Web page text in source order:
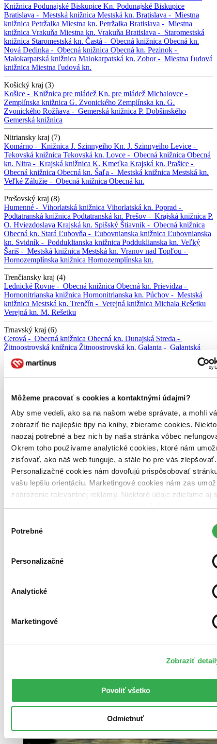
Môžeme pracovať s cookies a kontaktnými údajmi?
Aby sme vedeli, ako sa na našom webe správate, a mohli
zobraziť tie najlepšie tipy na knihy, zbierame cookies.
naozaj potrebné a bez nich by naša stránka vôbec
Okrem toho používame analytické cookies, ktoré nám
zisťovať, ako náš web funguje, a stále ho pre vás zlepšovať.
Personalizačné cookies nám dovoľujú prispôsobovať
vašu lepšiu orientáciu. Marketingové cookies nám zas
zobrazenie relevantnej reklamy. Niektoré údaje zdieľame aj s
súhlasu
Potrebné
Personalizačné
Analytické
Marketingové
Zobraziť
Povoliť všetko
Odmietnuť
Knižnica Podunajské Biskupice Kn. Podunajské Biskupice
Bratislava - Mestská knižnica Mestská kn. Bratislava - Miestna
knižnica Petržalka Miestna kn. Petržalka Bratislava - Miestna
knižnica Vrakuňa Miestna kn. Vrakuňa Bratislava - Staromestská
knižnica Staromestská kn. Častá - Obecná knižnica Obecná kn.
Nová Dedinka - Obecná knižnica Obecná kn. Pezinok -
Malokarpatská knižnica Malokarpatská kn. Zohor - Miestna ľudová
knižnica Miestna ľudová kn.
Košický kraj (3)
Košice - Knižnica pre mládež Kn. pre mládež Michalovce -
Zemplínska knižnica G. Zvonického Zemplínska kn. G.
Zvonického Rožňava - Gemerská knižnica P. Dobšinského
Gemerská knižnica
Nitriansky kraj (7)
Komárno - Knižnica J. Szinnyeiho Kn. J. Szinnyeiho Levice -
Tekovská knižnica Tekovská kn. Lovce - Obecná knižnica Obecná
kn. Nitra - Krajská knižnica K. Kmeťka Krajská kn. Prašice -
Obecná knižnica Obecná kn. Šaľa - Mestská knižnica Mestská kn.
Veľké Zálužie - Obecná knižnica Obecná kn.
Prešovský kraj (8)
Humenné - Vihorlatská knižnica Vihorlatská kn. Poprad -
Podtatranská knižnica Podtatranská kn. Prešov - Krajská knižnica P.
O. Hviezdoslava Krajská kn. Spišský Štiavnik - Obecná knižnica
Obecná kn. Stará Ľubovňa - Ľubovnianska knižnica Ľubovnianska
kn. Svidník - Podduklianska knižnica Podduklianska kn. Veľký
Šariš - Mestská knižnica Mestská kn. Vranov nad Topľou -
Hornozemplínska knižnica Hornozemplínska kn.
Trenčiansky kraj (4)
Lednické Rovne - Obecná knižnica Obecná kn. Prievidza -
Hornonitrianska knižnica Hornonitrianska kn. Púchov - Mestská
knižnica Mestská kn. Trenčín - Verejná knižnica Michala Rešetku
Verejná kn. M. Rešetku
Trnavský kraj (6)
Cerová - Obecná knižnica Obecná kn. Dunajská Streda -
Žitnoostrovská knižnica Žitnoostrovská kn. Galanta - Galantská
Mestská kn.
Senica -Záhorská knižnica
Čadca -Kysucká knižnica Kysucká kn. Dolný Kubín -Oravská
knižnica A. Habovštiaka
Oravská kn. A. Habovštiaka
Nové Mesto -Mestská knižnica Mestská kn. Liptovský Mikuláš -
Liptovská knižnica G. F. Belopotockého Liptovská kn. G. F.
Belopotockého Martin -Turčianska knižnica Turčianska kn. Žilina
Krajská knižnica
Krajská kn.
Zdroj informácií: Infogate.sk. Údaje hovoria o tom, že kniha je v
evidencii danej knižnice, môže však už byť aktuálne požičaná. Tu
zoznam všetkých viac ako 200 slovenských knižníc
ktorých máme údaje.